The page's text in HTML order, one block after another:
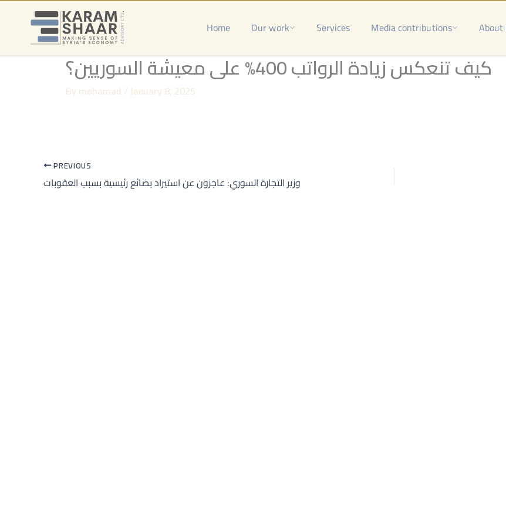
Skip
Home Our work Services Media contributions
كيف تنعكس زيادة الرواتب 400% على معيشة السوريين؟
By mohamad / January 8, 2025
PREVIOUS
وزير التجارة السوري: عاجزون عن استيراد بضائع رئيسية بسبب العقوبات